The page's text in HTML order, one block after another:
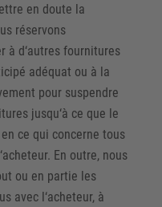
en doute la
réservons
à d‘autres fournitures
adéquat ou à la
pour suspendre
jusqu‘à ce que le
ce qui concerne tous
En outre, nous
ou en partie les
avec l‘acheteur, à